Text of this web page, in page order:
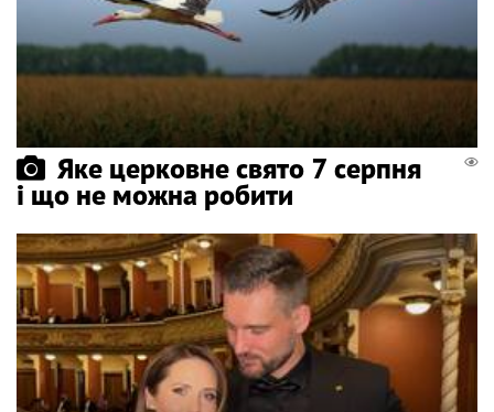
Яке церковне свято 7 серпня
і що не можна робити